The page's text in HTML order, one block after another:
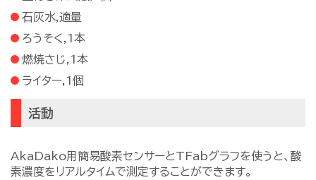
石灰水,適量
ろうそく,1本
燃焼さじ,1本
ライター,1個
活動
AkaDako用簡易酸素センサーとTFabグラフを使うと、酸
素濃度をリアルタイムで測定することができます。